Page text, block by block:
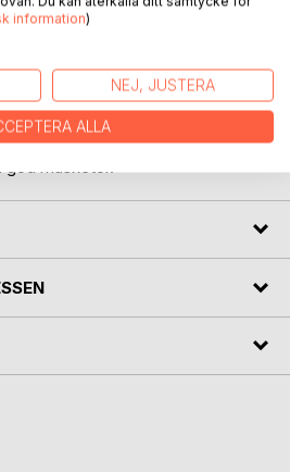
Med kojan och musketörerna,
och till ruinen.
gänget blir fotbollsmatcherna fler,
äventyrligare. Emma är Jojos
ju mer tid Jojo tillbringar med
för annat och det är inte
god musketör.
information)
NEJ, JUSTERA
ALLA